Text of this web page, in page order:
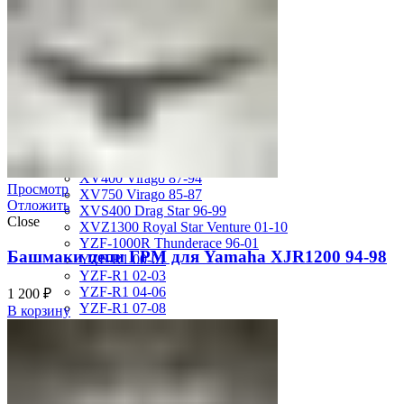
TDM850 96-01
TRX850 95-00
VMX12 V-max 88-07
XJ600S Diversion 92-04
XJR1200 94-98
XJR400 97-06
XV1700 Road Star 04-09
XV400 Virago 87-94
XV750 Virago 85-87
XVS400 Drag Star 96-99
XVZ1300 Royal Star Venture 01-10
YZF-1000R Thunderace 96-01
YZF-R1 00-01
YZF-R1 02-03
YZF-R1 04-06
YZF-R1 07-08
YZF-R1 09-14
YZF-R6 06-07
Просмотр
Отложить
Close
Башмаки цепи ГРМ для Yamaha XJR1200 94-98
1 200 ₽
В корзину